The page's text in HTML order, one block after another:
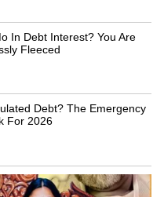
కొరత
వారు..